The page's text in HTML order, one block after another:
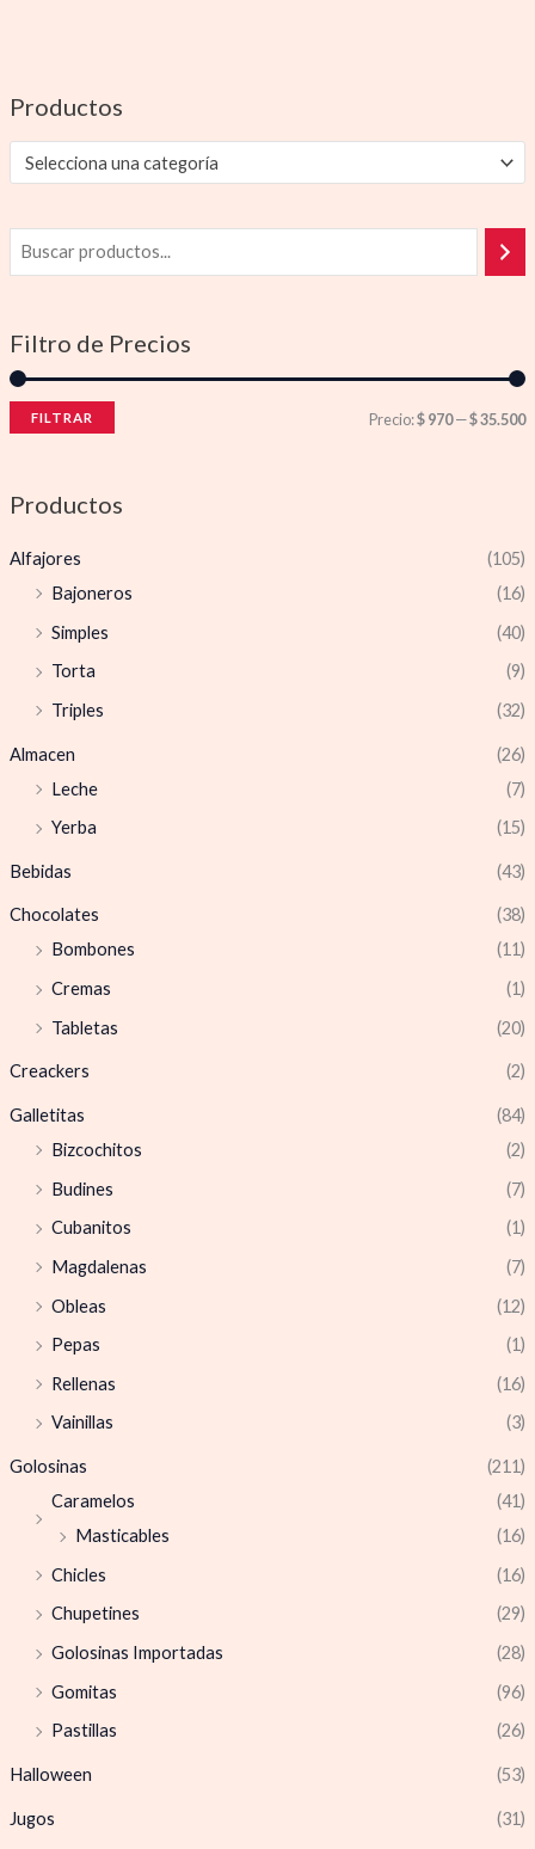
Productos
Selecciona una categoría
Filtro de Precios
FILTRAR Precio:$ 970—$ 35.500
Productos
Alfajores
(105)
Bajoneros
(16)
Simples
(40)
Torta
(9)
Triples
(32)
Almacen
(26)
Leche
(7)
Yerba
(15)
Bebidas (43)
Chocolates
(38)
Bombones
(11)
Cremas
(1)
Tabletas
(20)
Creackers (2)
Galletitas
(84)
Bizcochitos
(2)
Budines
(7)
Cubanitos
(1)
Magdalenas
(7)
Obleas
(12)
Pepas
(1)
Rellenas
(16)
Vainillas
(3)
Golosinas
(211)
Caramelos
(41)
Masticables
(16)
Chicles
(16)
Chupetines
(29)
Golosinas Importadas
(28)
Gomitas
(96)
Pastillas
(26)
Halloween (53)
Jugos (31)